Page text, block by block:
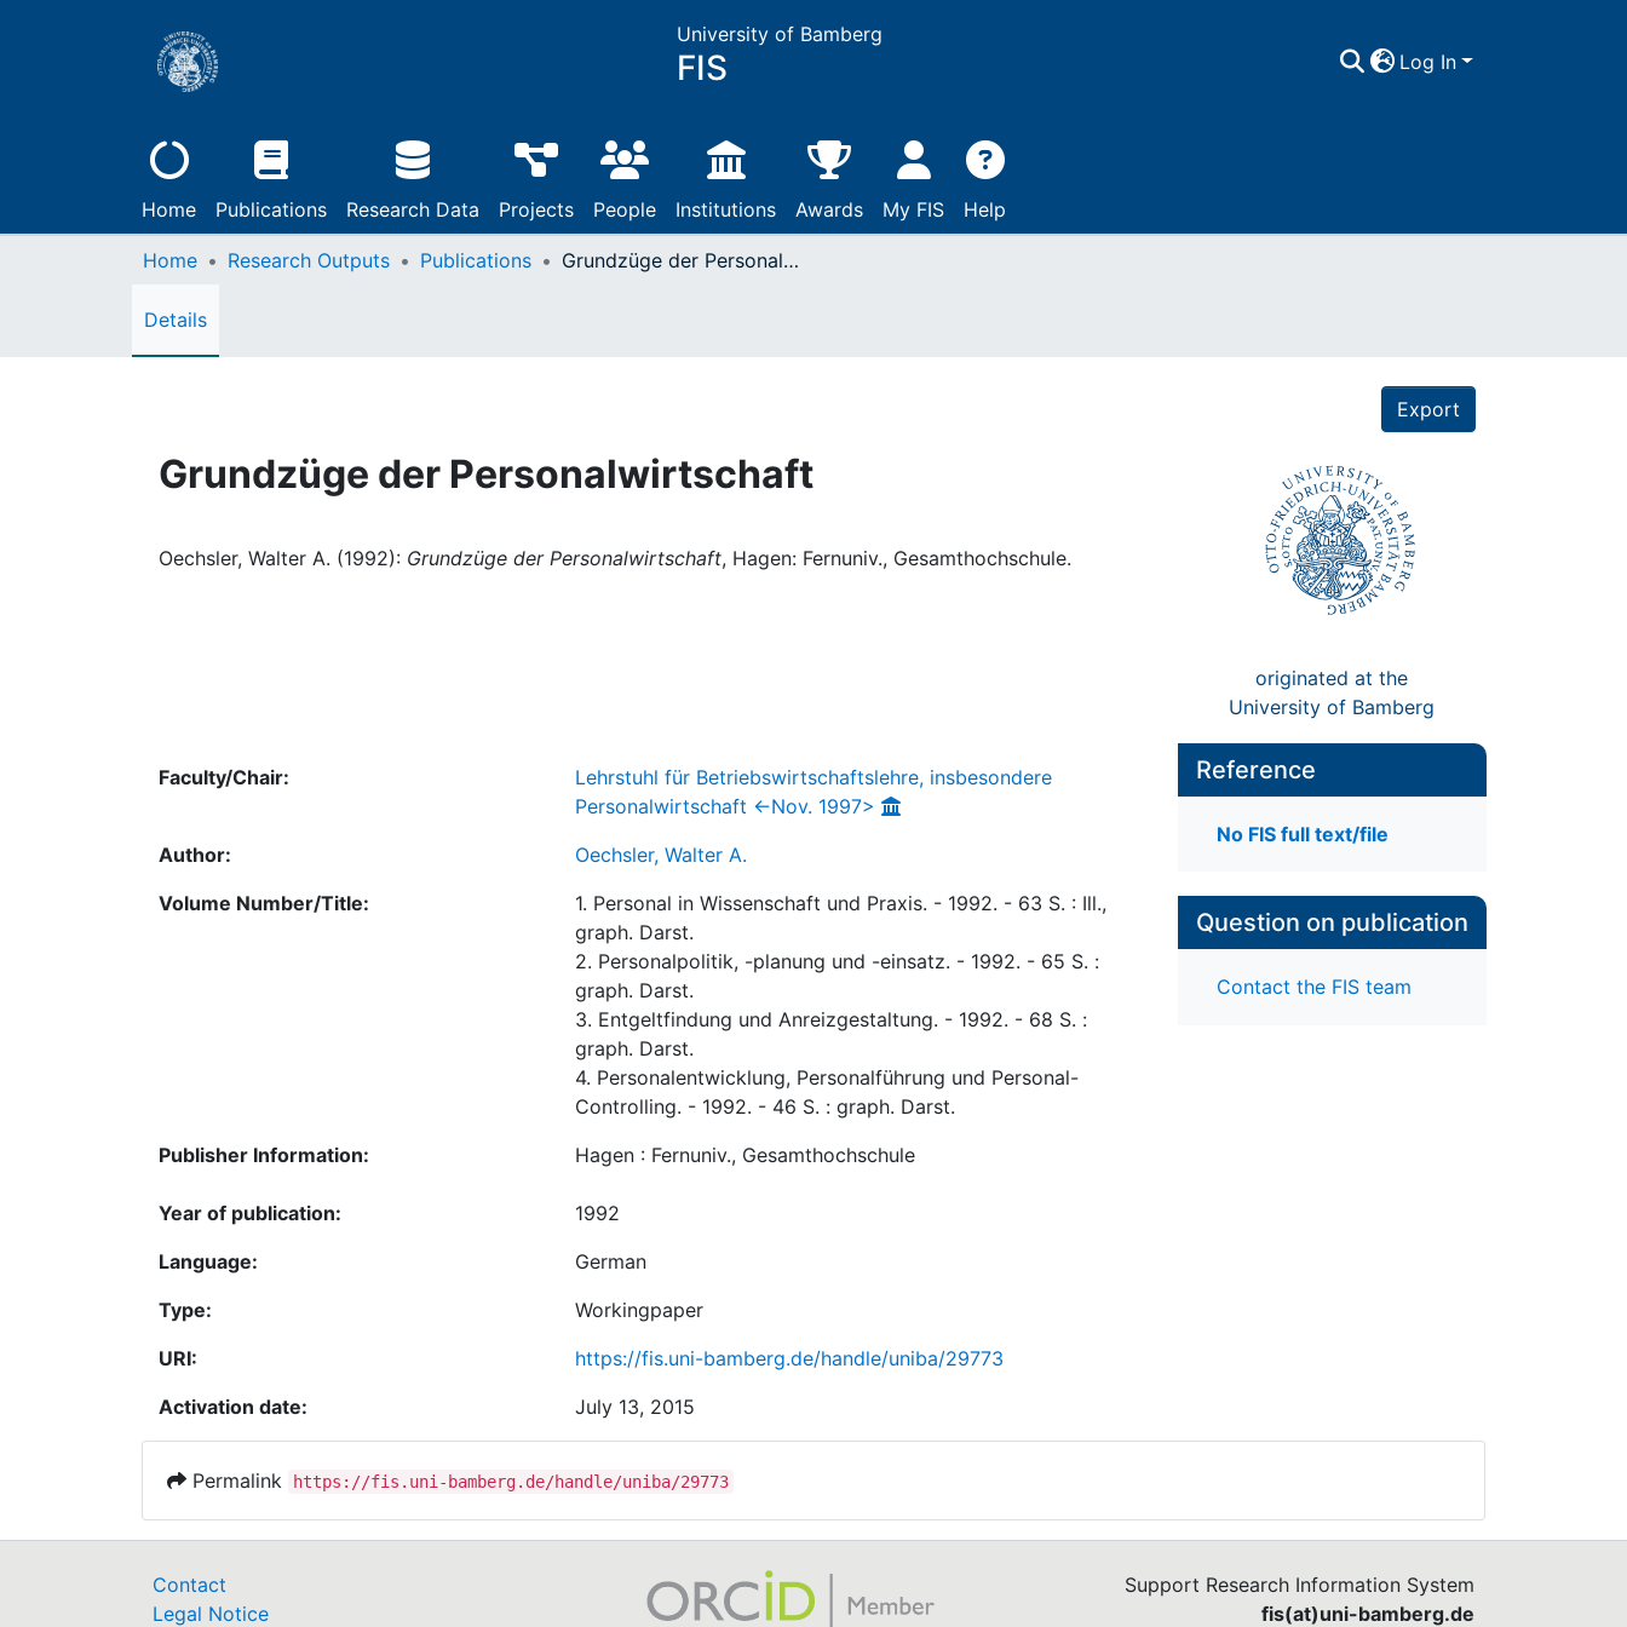
University of Bamberg
FIS Log In
Home Publications Research Data Projects People Institutions Awards My FIS Help
Home Research Outputs Publications Grundzüge der Personalwirtschaft
Details
Export
Grundzüge der Personalwirtschaft
Oechsler, Walter A. (1992): Grundzüge der Personalwirtschaft, Hagen: Fernuniv., Gesamthochschule.
originated at the
University of Bamberg
Faculty/Chair:
Lehrstuhl für Betriebswirtschaftslehre, insbesondere
Personalwirtschaft <-Nov. 1997>
Author:
Oechsler, Walter A.
Volume Number/Title:
1. Personal in Wissenschaft und Praxis. - 1992. - 63 S. : Ill.,
graph. Darst.
2. Personalpolitik, -planung und -einsatz. - 1992. - 65 S. :
graph. Darst.
3. Entgeltfindung und Anreizgestaltung. - 1992. - 68 S. :
graph. Darst.
4. Personalentwicklung, Personalführung und Personal-
Controlling. - 1992. - 46 S. : graph. Darst.
Publisher Information:
Hagen : Fernuniv., Gesamthochschule
Year of publication:
1992
Language:
German
Type:
Workingpaper
URI:
https://fis.uni-bamberg.de/handle/uniba/29773
Activation date:
July 13, 2015
Reference
No FIS full text/file
Question on publication
Contact the FIS team
Permalink https://fis.uni-bamberg.de/handle/uniba/29773
Contact
Legal Notice
Support Research Information System
fis(at)uni-bamberg.de